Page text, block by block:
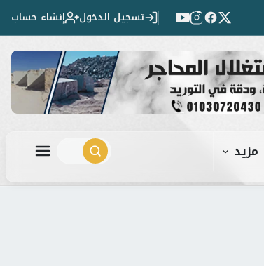
تسجيل الدخول إنشاء حساب
مزيد